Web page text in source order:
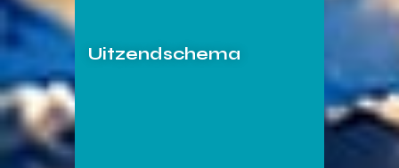
Uitzendschema